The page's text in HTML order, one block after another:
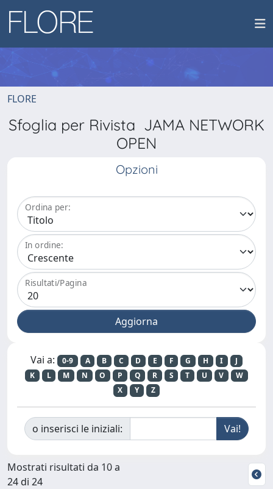
FLORE
Sfoglia per Rivista JAMA NETWORK
OPEN
Opzioni
Ordina per:
In ordine:
Risultati/Pagina
Vai a: 0-9 A B C D E F G H I
J
K
L M N O P Q R S T U V
W
X
Y Z
o inserisci le iniziali:
Mostrati risultati da 10 a
24 di 24